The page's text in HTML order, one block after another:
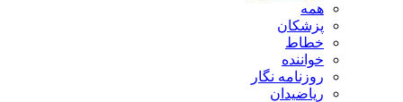
همه
پزشکان
خطاط
خواننده
روزنامه نگار
ریاضیدان